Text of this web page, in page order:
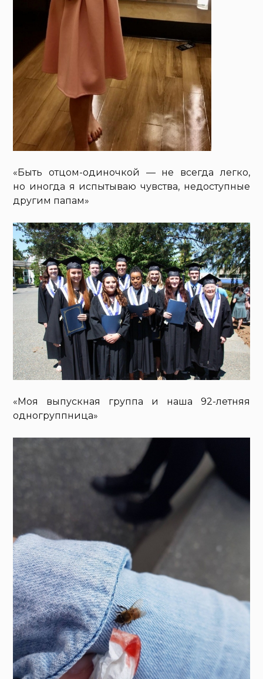
«Быть отцом-одиночкой — не всегда легко,
но иногда я испытываю чувства, недоступные
другим папам»
«Моя выпускная группа и наша 92-летняя
одногруппница»